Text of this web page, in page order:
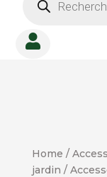
produits

Home /
jardin /